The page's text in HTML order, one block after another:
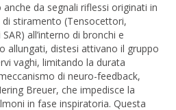
da segnali riflessi originati in
stiramento (Tensocettori,
all’interno di bronchi e
allungati, distesi attivano il gruppo
vaghi, limitando la durata
di neuro-feedback,
Breuer, che impedisce la
in fase inspiratoria. Questa